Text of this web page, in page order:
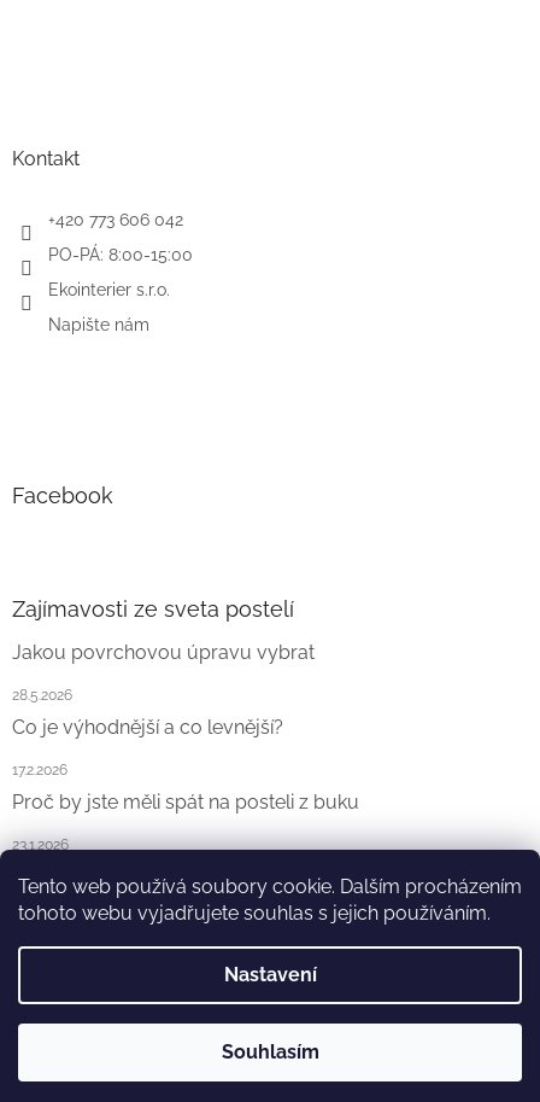
Tento web používá soubory cookie. Dalším procházením
tohoto webu vyjadřujete souhlas s jejich používáním.
Nastavení
Souhlasím
Kontakt
+420 773 606 042
PO-PÁ: 8:00-15:00
Ekointerier s.r.o.
Napište nám
Facebook
Zajímavosti ze sveta postelí
Jakou povrchovou úpravu vybrat
28.5.2026
Co je výhodnější a co levnější?
17.2.2026
Proč by jste měli spát na posteli z buku
23.1.2026
ARCHIV
Vytvořil Shoptet
Ekointerier s.r.o.. Všechna práva vyhrazena.